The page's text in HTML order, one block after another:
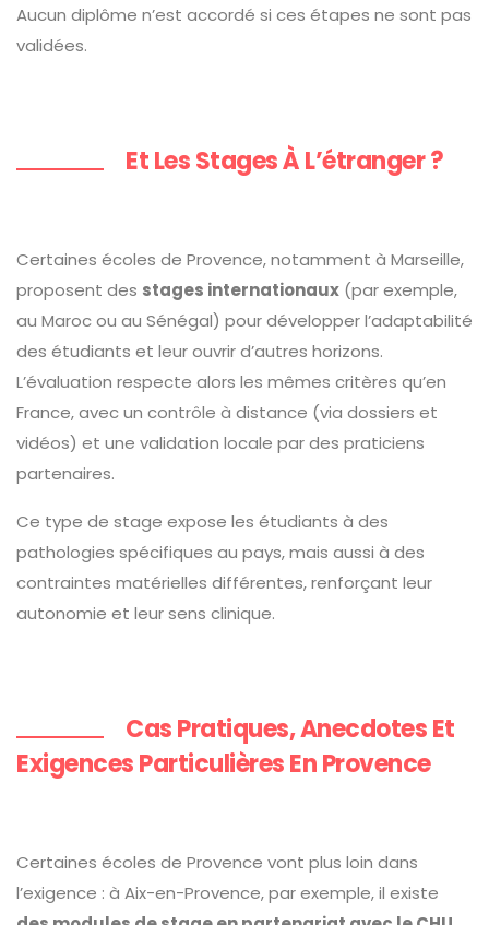
Aucun diplôme n’est accordé si ces étapes ne sont pas
validées.
Et Les Stages À L’étranger ?
Certaines écoles de Provence, notamment à Marseille,
proposent des stages internationaux (par exemple,
au Maroc ou au Sénégal) pour développer l’adaptabilité
des étudiants et leur ouvrir d’autres horizons.
L’évaluation respecte alors les mêmes critères qu’en
France, avec un contrôle à distance (via dossiers et
vidéos) et une validation locale par des praticiens
partenaires.
Ce type de stage expose les étudiants à des
pathologies spécifiques au pays, mais aussi à des
contraintes matérielles différentes, renforçant leur
autonomie et leur sens clinique.
Cas Pratiques, Anecdotes Et
Exigences Particulières En Provence
Certaines écoles de Provence vont plus loin dans
l’exigence : à Aix-en-Provence, par exemple, il existe